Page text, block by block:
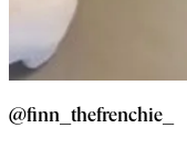
@finn_thefrenchie_